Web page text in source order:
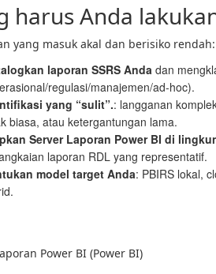
harus Anda
yang masuk akal dan berisiko rendah:
laporan SSRS Anda dan
regulasi/manajemen/ad-hoc).
yang “sulit”.: langganan
biasa, atau ketergantungan lama.
Server Laporan Power BI di
laporan RDL yang representatif.
model target Anda: PBIRS lokal,
Power BI (Power BI)